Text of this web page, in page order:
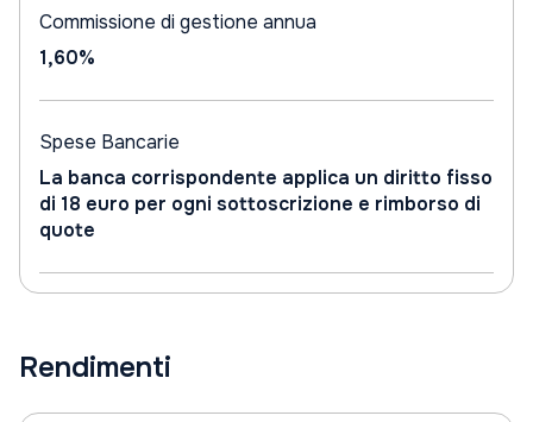
Commissione di gestione annua
1,60%
Spese Bancarie
La banca corrispondente applica un diritto fisso
di 18 euro per ogni sottoscrizione e rimborso di
quote
Rendimenti